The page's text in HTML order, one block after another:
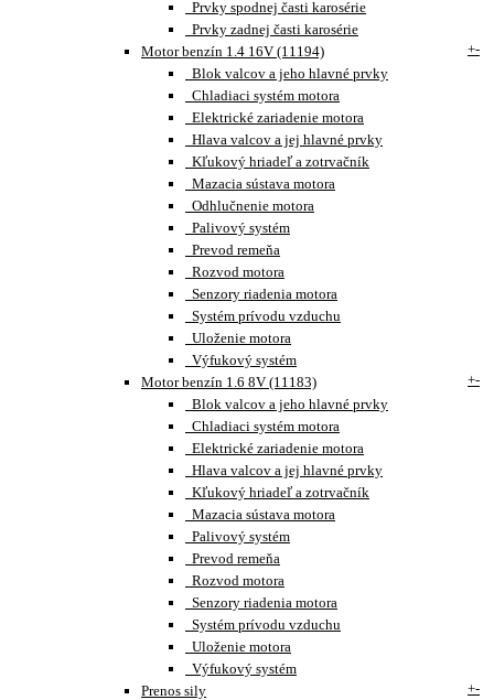
Prvky spodnej časti karosérie
Prvky zadnej časti karosérie
Motor benzín 1.4 16V (11194)
+-
Blok valcov a jeho hlavné prvky
Chladiaci systém motora
Elektrické zariadenie motora
Hlava valcov a jej hlavné prvky
Kľukový hriadeľ a zotrvačník
Mazacia sústava motora
Odhlučnenie motora
Palivový systém
Prevod remeňa
Rozvod motora
Senzory riadenia motora
Systém prívodu vzduchu
Uloženie motora
Výfukový systém
Motor benzín 1.6 8V (11183)
+-
Blok valcov a jeho hlavné prvky
Chladiaci systém motora
Elektrické zariadenie motora
Hlava valcov a jej hlavné prvky
Kľukový hriadeľ a zotrvačník
Mazacia sústava motora
Palivový systém
Prevod remeňa
Rozvod motora
Senzory riadenia motora
Systém prívodu vzduchu
Uloženie motora
Výfukový systém
Prenos sily
+-